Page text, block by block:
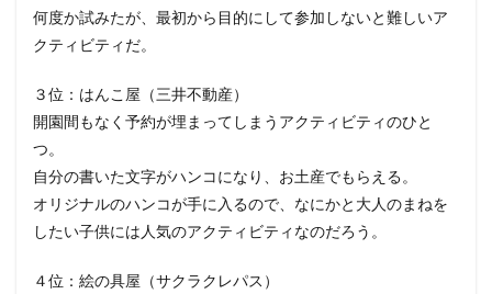
何度か試みたが、最初から目的にして参加しないと難しいア
クティビティだ。
３位：はんこ屋（三井不動産）
開園間もなく予約が埋まってしまうアクティビティのひと
つ。
自分の書いた文字がハンコになり、お土産でもらえる。
オリジナルのハンコが手に入るので、なにかと大人のまねを
したい子供には人気のアクティビティなのだろう。
４位：絵の具屋（サクラクレパス）